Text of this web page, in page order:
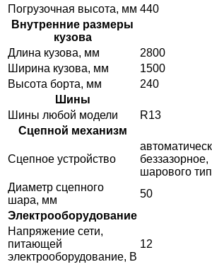
Погрузочная высота, мм 440
Внутренние размеры
кузова
Длина кузова, мм
2800
Ширина кузова, мм
1500
Высота борта, мм
240
Шины
Шины любой модели
R13
Сцепной механизм
Сцепное устройство
беззазорное,
шарового
Диаметр сцепного
шара, мм
50
Электрооборудование
Напряжение сети,
питающей
электрооборудование, В
12